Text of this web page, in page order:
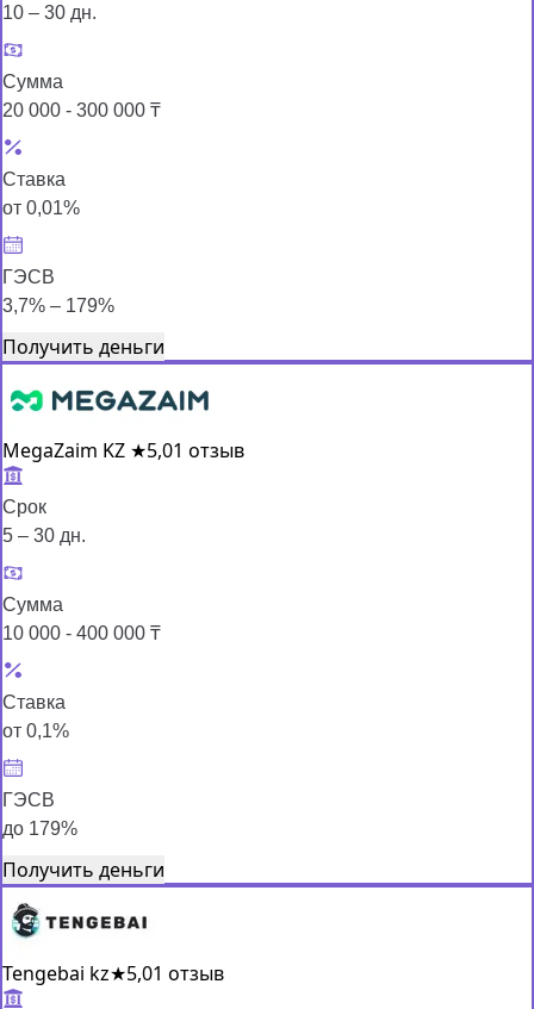
10 – 30 дн.
Сумма
20 000 - 300 000 ₸
Ставка
от 0,01%
ГЭСВ
3,7% – 179%
Получить деньги
MegaZaim KZ ★5,01 отзыв
Срок
5 – 30 дн.
Сумма
10 000 - 400 000 ₸
Ставка
от 0,1%
ГЭСВ
до 179%
Получить деньги
Tengebai kz★5,01 отзыв